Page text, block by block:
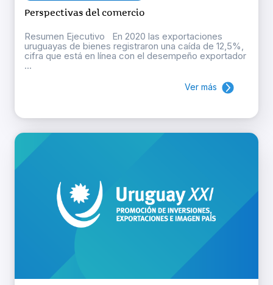
Perspectivas del comercio
Resumen Ejecutivo En 2020 las exportaciones
uruguayas de bienes registraron una caída de 12,5%,
cifra que está en línea con el desempeño exportador
...
Ver más